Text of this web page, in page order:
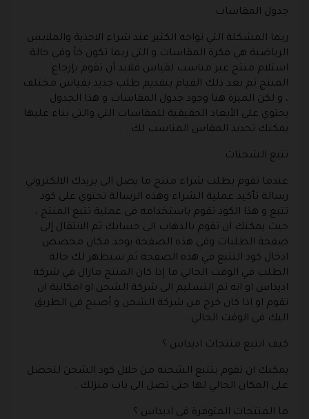
جدول المقاسات
ربما المشكلة التي تواجه الكثير عند شراء الاحذية والملابس
الرياضية هي فكرة المقاسات و التي ربما تكون خأ وفي حالة
استلام منتج غير مناسب لقياس فلابد أن تقوم بإرجاع
المنتج ثم بعد ذلك القيام بتقديم طلب جديد بقياس مختلف
، و لكن الميزة هنا وجود جدول المقاسات و هذا الجدول
يحتوي على الأبعاد الحقيقية للمقاسات التي والتي بناء عليها
يمكنك تحديد المقاس المناسب لك .
تتبع الشحنات
عندما تقوم بطلب شراء منتج ما يصل الى بريدك الالكتروني
رسالة تأكيد عملية الشراء وهذه الرسالة تحتوي على كود
تتبع و هذا الكود تقوم باستخدامه في عملية تتبع المنتج ،
حيث يمكنك ان تقوم بالذهاب الى حسابك ثم الانتقال إلى
صفحة الطلبات وفي هذه الصفحة يوجد مكان مخصص
ادخال كود التتبع في هذه الصفحة ثم سيظهر لك حالة
الطلب في الوقت الحالي ما إذا كان المنتج مازال في شركة
اديداس او انه تم التسليم الى شركة الشحن او امكانية ان
تقوم او اذا كان خرج من شركة الشحن و أصبح في الطريق
اليك في الوقت الحالي .
كيف اتتبع منتجات اديداس ؟
يمكنك ان تقوم بتتبع الشحنة من خلال كود الشحن لتحصل
على المكان الحالي لها حتى تصل الى باب منزلك .
ما المنتجات المتوفرة في اديداس ؟